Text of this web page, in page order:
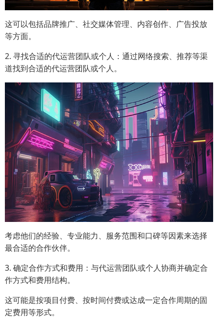
这可以包括品牌推广、社交媒体管理、内容创作、广告投放
等方面。
2. 寻找合适的代运营团队或个人：通过网络搜索、推荐等渠
道找到合适的代运营团队或个人。
考虑他们的经验、专业能力、服务范围和口碑等因素来选择
最合适的合作伙伴。
3. 确定合作方式和费用：与代运营团队或个人协商并确定合
作方式和费用结构。
这可能是按项目付费、按时间付费或达成一定合作周期的固
定费用等形式。